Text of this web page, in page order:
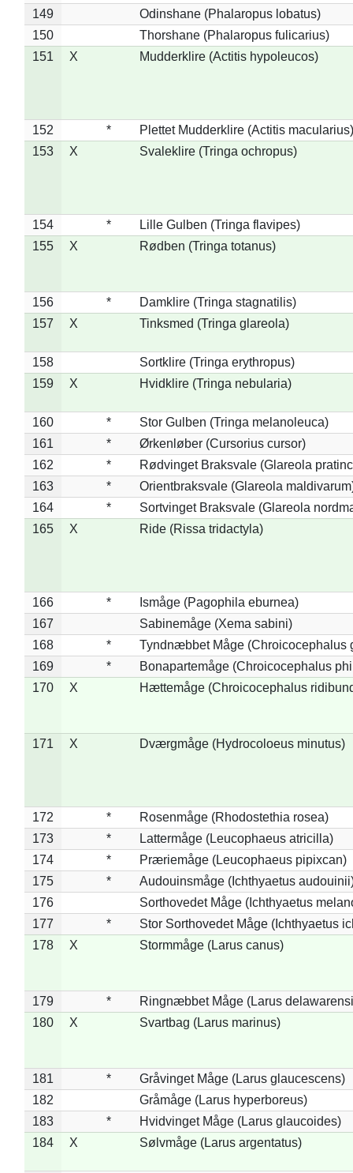
149
Odinshane (Phalaropus lobatus)
150
Thorshane (Phalaropus fulicarius)
151
X Mudderklire (Actitis hypoleucos)
152 *
Plettet Mudderklire (Actitis macularius)
153
X Svaleklire (Tringa ochropus)
154 *
Lille Gulben (Tringa flavipes)
155
X Rødben (Tringa totanus)
156 *
Damklire (Tringa stagnatilis)
157
X Tinksmed (Tringa glareola)
158
Sortklire (Tringa erythropus)
159
X Hvidklire (Tringa nebularia)
160 *
Stor Gulben (Tringa melanoleuca)
161
*
Ørkenløber (Cursorius cursor)
162
*
Rødvinget Braksvale (Glareola
163
*
Orientbraksvale (Glareola
164
*
Sortvinget Braksvale (Glareola
165
X Ride (Rissa tridactyla)
166 *
Ismåge (Pagophila eburnea)
167
Sabinemåge (Xema sabini)
168
*
Tyndnæbbet Måge (Chroicocephalus
169
*
Bonapartemåge (Chroicocephalus
170
X Hættemåge (Chroicocephalus
171 X Dværgmåge (Hydrocoloeus minutus)
172 *
Rosenmåge (Rhodostethia rosea)
173
*
Lattermåge (Leucophaeus atricilla)
174
*
Præriemåge (Leucophaeus pipixcan)
175
*
Audouinsmåge (Ichthyaetus
176
Sorthovedet Måge (Ichthyaetus
177
*
Stor Sorthovedet Måge (Ichthyaetus
178
X Stormmåge (Larus canus)
179 *
Ringnæbbet Måge (Larus
180
X Svartbag (Larus marinus)
181 *
Gråvinget Måge (Larus glaucescens)
182
Gråmåge (Larus hyperboreus)
183
*
Hvidvinget Måge (Larus glaucoides)
184
X Sølvmåge (Larus argentatus)